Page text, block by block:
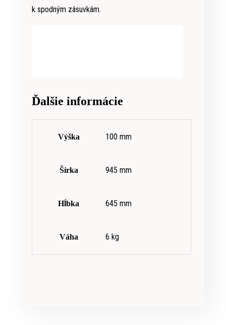
k spodným zásuvkám.
Ďalšie informácie
Výška 100 mm
Šírka 945 mm
Hĺbka 645 mm
Váha 6 kg